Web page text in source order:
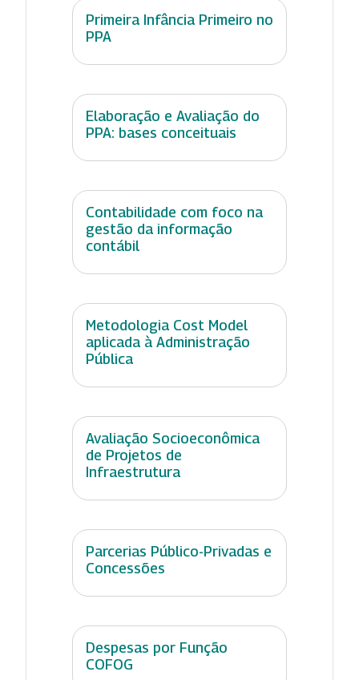
Primeira Infância Primeiro no
PPA
Elaboração e Avaliação do
PPA: bases conceituais
Contabilidade com foco na
gestão da informação
contábil
Metodologia Cost Model
aplicada à Administração
Pública
Avaliação Socioeconômica
de Projetos de
Infraestrutura
Parcerias Público-Privadas e
Concessões
Despesas por Função
COFOG